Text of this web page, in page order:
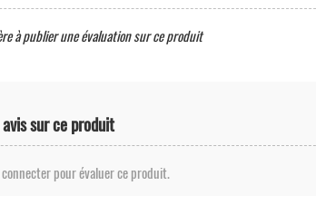
à publier une évaluation sur ce produit
sur ce produit
pour évaluer ce produit.